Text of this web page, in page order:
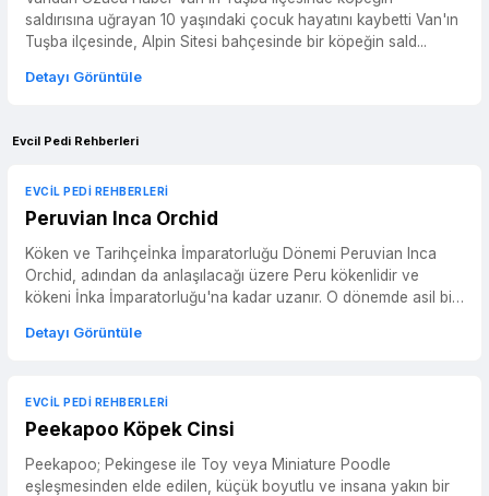
saldırısına uğrayan 10 yaşındaki çocuk hayatını kaybetti Van'ın
Tuşba ilçesinde, Alpin Sitesi bahçesinde bir köpeğin sald...
Detayı Görüntüle
Evcil Pedi Rehberleri
EVCIL PEDI REHBERLERI
Peruvian Inca Orchid
Köken ve Tarihçeİnka İmparatorluğu Dönemi Peruvian Inca
Orchid, adından da anlaşılacağı üzere Peru kökenlidir ve
kökeni İnka İmparatorluğu'na kadar uzanır. O dönemde asil bir
Detayı Görüntüle
EVCIL PEDI REHBERLERI
Peekapoo Köpek Cinsi
Peekapoo; Pekingese ile Toy veya Miniature Poodle
eşleşmesinden elde edilen, küçük boyutlu ve insana yakın bir